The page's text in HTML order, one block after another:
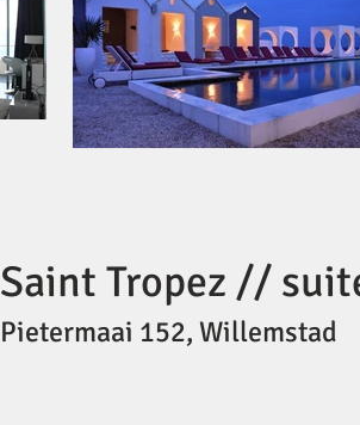
Saint Tropez //
Pietermaai 152, Willemstad